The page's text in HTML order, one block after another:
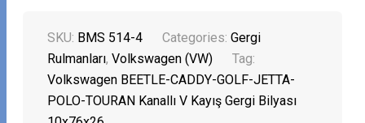
SKU: BMS 514-4 Categories:Gergi
Rulmanları,Volkswagen (VW)
Tag:
Volkswagen BEETLE-CADDY-GOLF-JETTA-
POLO-TOURAN Kanallı V Kayış Gergi Bilyası